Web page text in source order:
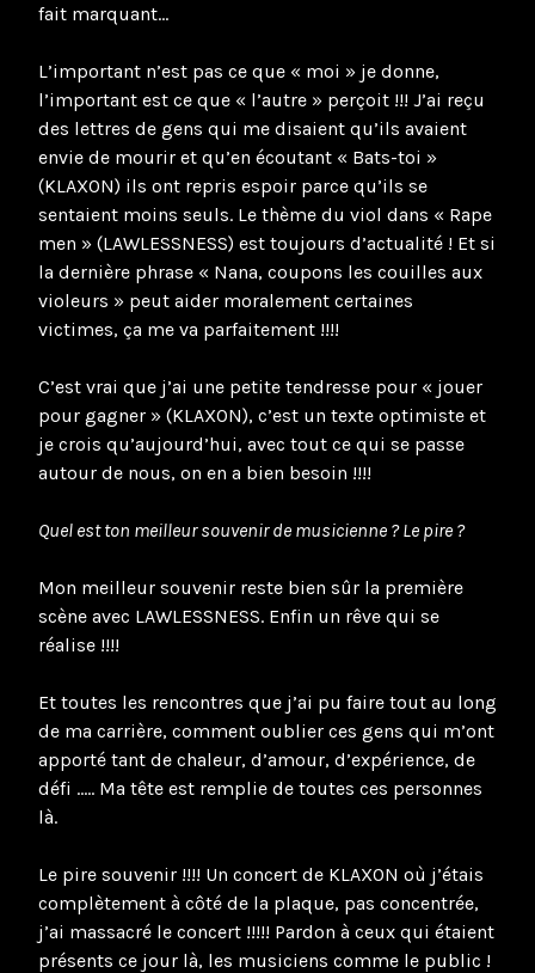
fait marquant…
L’important n’est pas ce que « moi » je donne,
l’important est ce que « l’autre » perçoit !!! J’ai reçu
des lettres de gens qui me disaient qu’ils avaient
envie de mourir et qu’en écoutant « Bats-toi »
(KLAXON) ils ont repris espoir parce qu’ils se
sentaient moins seuls. Le thème du viol dans « Rape
men » (LAWLESSNESS) est toujours d’actualité ! Et si
la dernière phrase « Nana, coupons les couilles aux
violeurs » peut aider moralement certaines
victimes, ça me va parfaitement !!!!
C’est vrai que j’ai une petite tendresse pour « jouer
pour gagner » (KLAXON), c’est un texte optimiste et
je crois qu’aujourd’hui, avec tout ce qui se passe
autour de nous, on en a bien besoin !!!!
Quel est ton meilleur souvenir de musicienne ? Le pire ?
Mon meilleur souvenir reste bien sûr la première
scène avec LAWLESSNESS. Enfin un rêve qui se
réalise !!!!
Et toutes les rencontres que j’ai pu faire tout au long
de ma carrière, comment oublier ces gens qui m’ont
apporté tant de chaleur, d’amour, d’expérience, de
défi ….. Ma tête est remplie de toutes ces personnes
là.
Le pire souvenir !!!! Un concert de KLAXON où j’étais
complètement à côté de la plaque, pas concentrée,
j’ai massacré le concert !!!!! Pardon à ceux qui étaient
présents ce jour là, les musiciens comme le public !